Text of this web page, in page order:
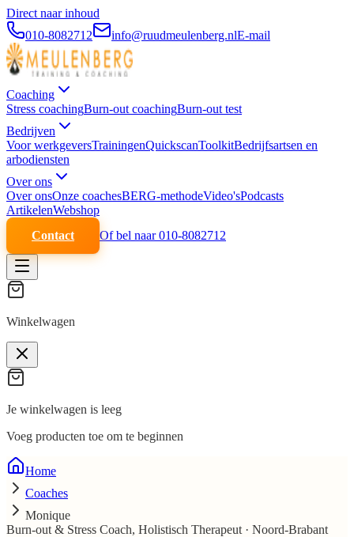
Direct naar inhoud
010-8082712
info@ruudmeulenberg.nlE-mail
Coaching
Stress coachingBurn-out coachingBurn-out test
Bedrijven
Voor werkgeversTrainingenQuickscanToolkitBedrijfsartsen en
arbodiensten
Over ons
Over onsOnze coachesBERG-methodeVideo'sPodcasts
ArtikelenWebshop
Contact
Of bel naar 010-8082712
Winkelwagen
Je winkelwagen is leeg
Voeg producten toe om te beginnen
Home
Coaches
Monique
Burn-out & Stress Coach, Holistisch Therapeut · Noord-Brabant